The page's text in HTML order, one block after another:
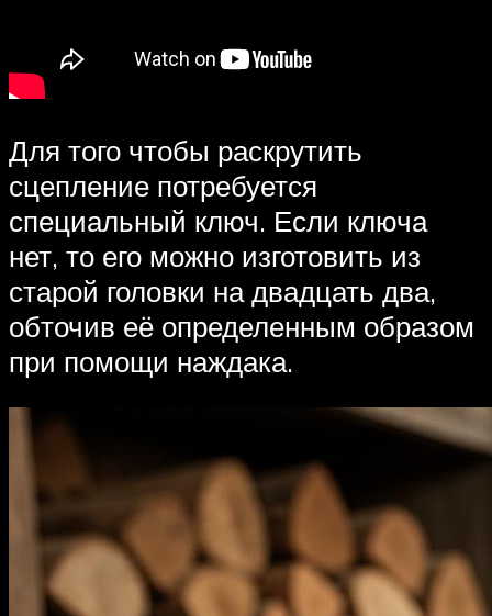
Для того чтобы раскрутить
сцепление потребуется
специальный ключ. Если ключа
нет, то его можно изготовить из
старой головки на двадцать два,
обточив её определенным образом
при помощи наждака.